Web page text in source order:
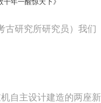
年一醒惊天下》
古研究所研究员）我们
自主设计建造的两座新